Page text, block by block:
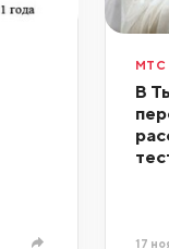
МТС
В
17